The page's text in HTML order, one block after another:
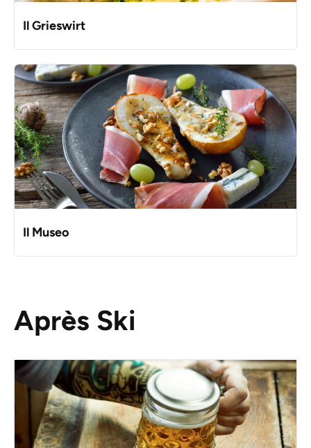
Il Grieswirt
Il Museo
Après Ski